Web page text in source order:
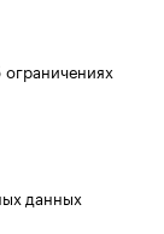
данных